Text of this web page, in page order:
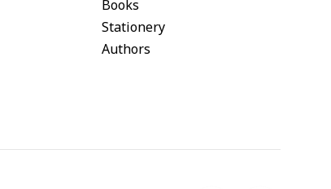
Books
Stationery
Authors